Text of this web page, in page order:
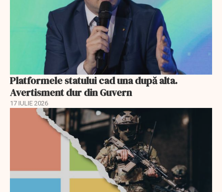
Platformele statului cad una după alta.
Avertisment dur din Guvern
17 IULIE 2026